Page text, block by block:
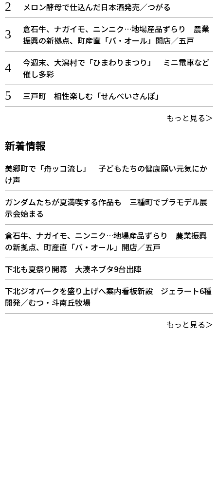
メロン酵母で仕込んだ日本酒発売／つがる
倉石牛、ナガイモ、ニンニク…地場産品ずらり 農業
振興の新拠点、町産直「バ・オール」開店／五戸
今週末、大潟村で「ひまわりまつり」 ミニ電車など
催し多彩
三戸町 相性楽しむ「せんべいさんぽ」
もっと見る＞
新着情報
美郷町で「舟ッコ流し」 子どもたちの健康願い元気にか
け声
ガンダムたちが夏満喫する作品も 三種町でプラモデル展
示会始まる
倉石牛、ナガイモ、ニンニク…地場産品ずらり 農業振興
の新拠点、町産直「バ・オール」開店／五戸
下北も夏祭り開幕 大湊ネブタ9台出陣
下北ジオパークを盛り上げへ案内看板新設 ジェラート6種
開発／むつ・斗南丘牧場
もっと見る＞